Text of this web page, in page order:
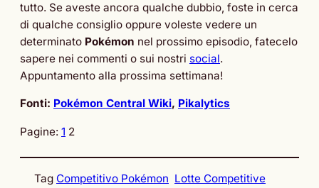
tutto. Se aveste ancora qualche dubbio, foste in cerca
di qualche consiglio oppure voleste vedere un
determinato Pokémon nel prossimo episodio, fatecelo
sapere nei commenti o sui nostri social.
Appuntamento alla prossima settimana!
Fonti: Pokémon Central Wiki, Pikalytics
Pagine: 1 2
Tag Competitivo Pokémon Lotte Competitive